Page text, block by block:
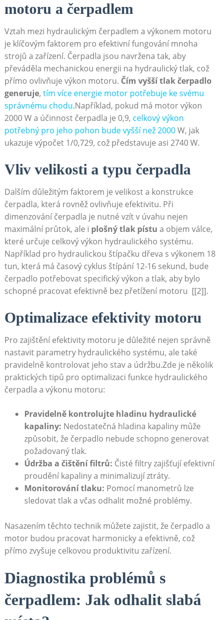
motoru a‌ čerpadlem
Vztah mezi hydraulickým čerpadlem a výkonem motoru⁣
je klíčovým faktorem pro⁢ efektivní fungování mnoha
strojů a ‌zařízení. Čerpadla jsou navržena tak, aby
převáděla mechanickou‍ energii na hydraulický⁣ tlak, což
přímo ovlivňuje‍ výkon motoru. Čím vyšší⁣ tlak čerpadlo
generuje, tím více energie motor‍ potřebuje ke svému
správnému chodu.Například, pokud má motor ​výkon
‍2000 ⁢W⁢ a účinnost​ čerpadla je 0,9, celkový výkon
potřebný pro jeho pohon bude vyšší než 2000⁣W, jak
ukazuje výpočet 1/0,729, což představuje ‌asi ‌2740 W.
Vliv velikosti ​a typu​ čerpadla
Dalším ⁤důležitým faktorem‍ je velikost a ‌konstrukce
čerpadla, která ​rovněž ovlivňuje efektivitu. Při⁢
dimenzování čerpadla je nutné ⁢vzít v⁢ úvahu nejen
maximální průtok, ale i plošný tlak pístu a⁤ objem válce,​
které⁣ určuje celkový výkon ⁤hydraulického systému.
Například pro hydraulickou štípačku dřeva s výkonem ⁤18
tun, která má časový cyklus štípání 12-16 sekund, ‌bude
čerpadlo potřebovat specifický výkon a tlak, aby‍ bylo
schopné ⁣pracovat ⁢efektivně ⁢bez přetížení motoru ​ [[2]].
Optimalizace ‍efektivity‍ motoru
Pro zajištění efektivity ‌motoru ⁢je ‌důležité nejen správně
nastavit parametry hydraulického systému, ale ⁢také
pravidelně kontrolovat jeho stav ⁣a údržbu.Zde je⁤ několik
praktických tipů pro ‌optimalizaci⁢ funkce hydraulického
čerpadla a výkonu ⁣motoru:
Pravidelně kontrolujte hladinu hydraulické
kapaliny: Nedostatečná hladina⁣ kapaliny⁤ může
způsobit,⁢ že⁤ čerpadlo⁢ nebude schopno generovat⁢
požadovaný tlak.
Údržba⁣ a čištění filtrů: Čisté filtry zajišťují efektivní
proudění kapaliny a minimalizují ztráty.
Monitorování tlaku: Pomocí manometrů⁢ lze‌
sledovat tlak⁣ a včas odhalit možné‍ problémy.
Nasazením těchto​ technik můžete zajistit, že čerpadlo‌ a
‍motor budou ‍pracovat harmonicky a efektivně, což‍
přímo​ zvyšuje⁣ celkovou produktivitu zařízení.
Diagnostika ⁣problémů s⁣
čerpadlem: Jak‌ odhalit slabá